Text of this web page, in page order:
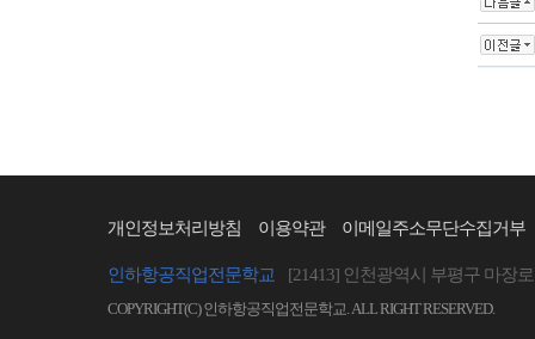
개인정보처리방침 이용약관 이메일주소무단수집거부
인하항공직업전문학교 [21413] 인천광역시 부평구 마장
COPYRIGHT(C) 인하항공직업전문학교. ALL RIGHT RESERVED.